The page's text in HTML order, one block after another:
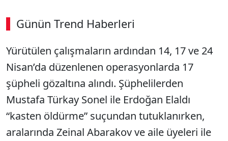
Günün Trend Haberleri
SÖZCÜ SON DAKİKA
Yürütülen çalışmaların ardından 14, 17 ve 24
Nisan’da düzenlenen operasyonlarda 17
şüpheli gözaltına alındı. Şüphelilerden
Mustafa Türkay Sonel ile Erdoğan Elaldı
“kasten öldürme” suçundan tutuklanırken,
aralarında Zeinal Abarakov ve aile üyeleri ile